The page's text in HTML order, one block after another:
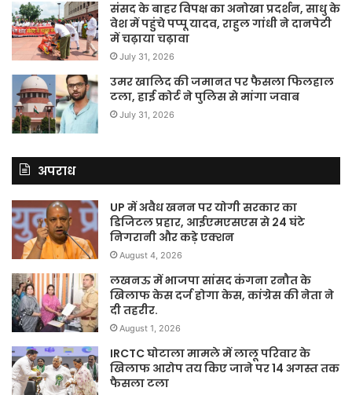
संसद के बाहर विपक्ष का अनोखा प्रदर्शन, साधु के
वेश में पहुंचे पप्पू यादव, राहुल गांधी ने दानपेटी
में चढ़ाया चढ़ावा
July 31, 2026
उमर खालिद की जमानत पर फैसला फिलहाल
टला, हाई कोर्ट ने पुलिस से मांगा जवाब
July 31, 2026
अपराध
UP में अवैध खनन पर योगी सरकार का
डिजिटल प्रहार, आईएमएसएस से 24 घंटे
निगरानी और कड़े एक्शन
August 4, 2026
लखनऊ में भाजपा सांसद कंगना रनौत के
खिलाफ केस दर्ज होगा केस, कांग्रेस की नेता ने
दी तहरीर.
August 1, 2026
IRCTC घोटाला मामले में लालू परिवार के
खिलाफ आरोप तय किए जाने पर 14 अगस्त तक
फैसला टला